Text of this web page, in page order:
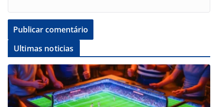
Ultimas noticias